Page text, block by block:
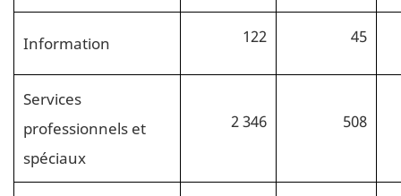
Information 122 45
Services
professionnels et
spéciaux
2 346 508